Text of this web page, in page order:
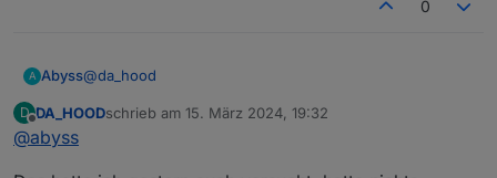
0
A Abyss@da_hood
Hatte ich bei mir Anfangs auch. Bei mir hat hier
D
Offline
DA_HOODschrieb am 15. März 2024, 19:32
zuletzt editiert von
@abyss